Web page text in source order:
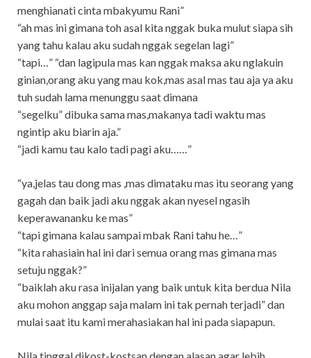
menghianati cinta mbakyumu Rani”
“ah mas ini gimana toh asal kita nggak buka mulut siapa sih
yang tahu kalau aku sudah nggak segelan lagi”
“tapi…” “dan lagipula mas kan nggak maksa aku nglakuin
ginian,orang aku yang mau kok,mas asal mas tau aja ya aku
tuh sudah lama menunggu saat dimana
“segelku” dibuka sama mas,makanya tadi waktu mas
ngintip aku biarin aja.”
“jadi kamu tau kalo tadi pagi aku……”
“ya,jelas tau dong mas ,mas dimataku mas itu seorang yang
gagah dan baik jadi aku nggak akan nyesel ngasih
keperawananku ke mas”
“tapi gimana kalau sampai mbak Rani tahu he…”
“kita rahasiain hal ini dari semua orang mas gimana mas
setuju nggak?”
“baiklah aku rasa inijalan yang baik untuk kita berdua Nila
aku mohon anggap saja malam ini tak pernah terjadi” dan
mulai saat itu kami merahasiakan hal ini pada siapapun.
Nila tinggal dikost-kostsan dengan alasan agar lebih